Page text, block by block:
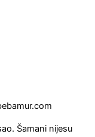
Šamani nijesu